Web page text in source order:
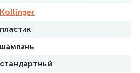
Kollinger
пластик
шампань
стандартный